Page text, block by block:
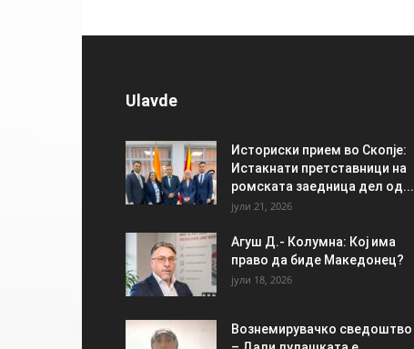
Ulavde
Историски прием во Скопје:
Истакнати претставници на
ромската заедница дел од...
јули 21, 2026
Агуш Д.- Колумна: Кој има
право да биде Македонец?
јули 18, 2026
Вознемирувачко сведоштво